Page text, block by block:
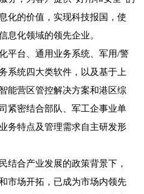
化的价值，实现科技报国，使
息化领域的领先企业。
平台、通用业务系统、军用/警
系统四大类软件，以及基于上
能营区管控解决方案和港区综
紧密结合部队、军工企事业单
务特点及管理需求自主研发形
结合产业发展的政策背景下，
市场开拓，已成为市场内领先